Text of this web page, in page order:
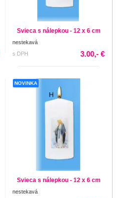
Svieca s nálepkou - 12 x 6 cm
nestekavá
s DPH
3.00,- €
NOVINKA
Svieca s nálepkou - 12 x 6 cm
nestekavá